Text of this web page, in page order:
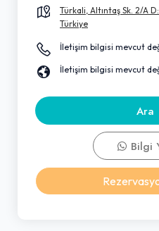
Türkali, Altıntaş Sk. 2/A
Türkiye
İletişim bilgisi mevcut
İletişim bilgisi mevcut
Ara
Bilgi